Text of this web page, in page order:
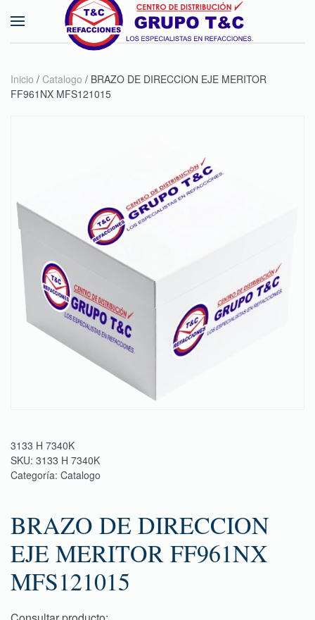
Skip to main content
Inicio / Catalogo / BRAZO DE DIRECCION EJE MERITOR
FF961NX MFS121015
3133 H 7340K
SKU: 3133 H 7340K
Categoría: Catalogo
BRAZO DE DIRECCION
EJE MERITOR FF961NX
MFS121015